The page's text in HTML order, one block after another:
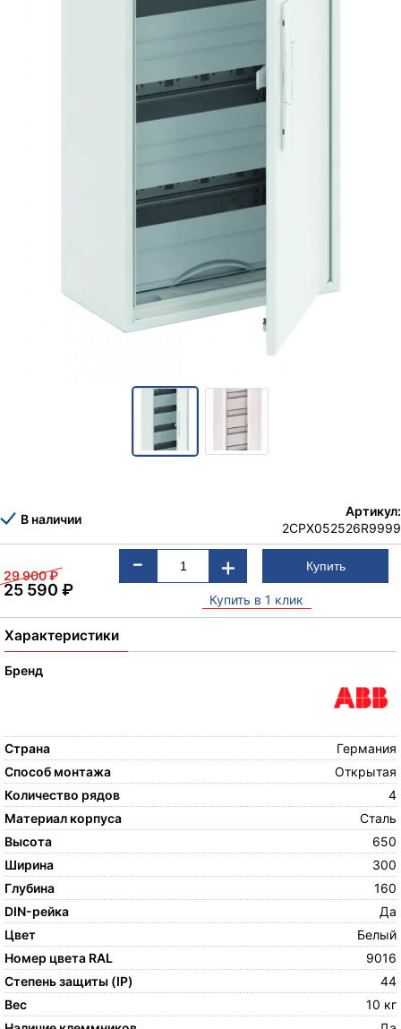
В наличии
Артикул:
2CPX052526R9999
29 900₽
25 590₽
- +
Купить в 1 клик
Характеристики
Бренд
Страна
Германия
Способ монтажа
Открытая
Количество рядов
4
Материал корпуса
Сталь
Высота
650
Ширина
300
Глубина
160
DIN-рейка
Да
Цвет
Белый
Номер цвета RAL
9016
Степень защиты (IP)
44
Вес
10 кг